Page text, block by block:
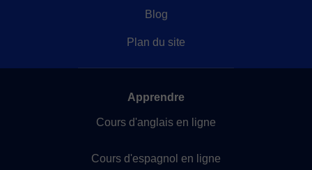
Blog
Plan du site
Apprendre
Cours d'anglais en ligne
Cours d'espagnol en ligne